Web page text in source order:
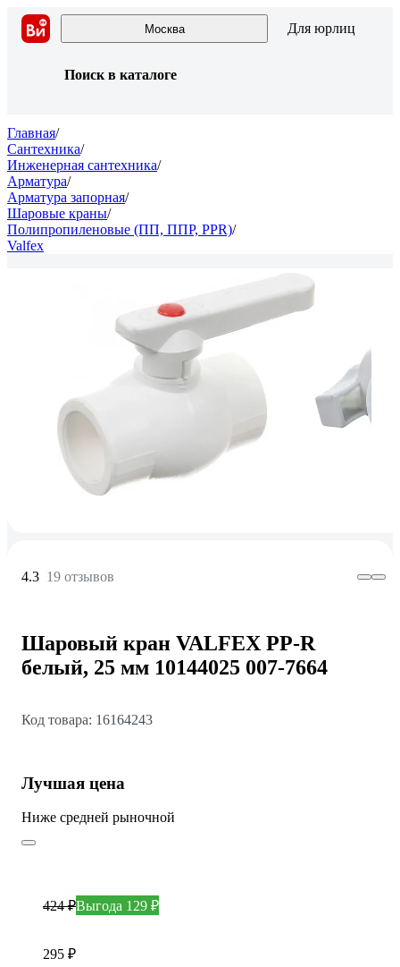
Москва Для юрлиц
Поиск в каталоге
Главная/
Сантехника/
Инженерная сантехника/
Арматура/
Арматура запорная/
Шаровые краны/
Полипропиленовые (ПП, ППР, PPR)/
Valfex
4.3 19 отзывов
Шаровый кран VALFEX PP-R
белый, 25 мм 10144025 007-7664
Код товара: 16164243
Лучшая цена
Ниже средней рыночной
424 ₽Выгода 129 ₽
295 ₽